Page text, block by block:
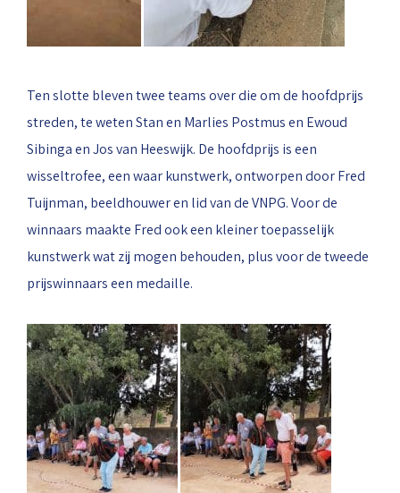
Ten slotte bleven twee teams over die om de hoofdprijs
streden, te weten Stan en Marlies Postmus en Ewoud
Sibinga en Jos van Heeswijk. De hoofdprijs is een
wisseltrofee, een waar kunstwerk, ontworpen door Fred
Tuijnman, beeldhouwer en lid van de VNPG. Voor de
winnaars maakte Fred ook een kleiner toepasselijk
kunstwerk wat zij mogen behouden, plus voor de tweede
prijswinnaars een medaille.